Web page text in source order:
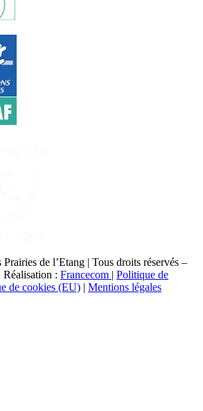
de l’Etang | Tous droits réservés –
: Francecom | Politique de
de cookies (EU) | Mentions légales